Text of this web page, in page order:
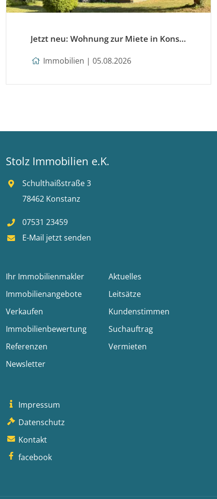
Jetzt neu: Wohnung zur Miete in Konstanz
Immobilien | 05.08.2026
Stolz Immobilien e.K.
Schulthaißstraße 3
78462 Konstanz
07531 23459
E-Mail jetzt senden
Ihr Immobilienmakler
Aktuelles
Immobilienangebote
Leitsätze
Verkaufen
Kundenstimmen
Immobilienbewertung
Suchauftrag
Referenzen
Vermieten
Newsletter
Impressum
Datenschutz
Kontakt
facebook